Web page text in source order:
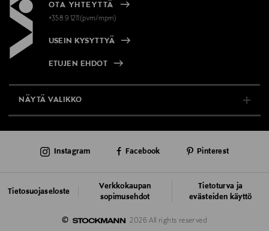
OTA YHTEYTTÄ
+358 9 1211(pvm/mpm)
USEIN KYSYTTYÄ
ETUJEN EHDOT
NÄYTÄ VALIKKO
AJANKOHTAISTA
©
2026 All rights reserved
Tietosuojaseloste
Verkkokaupan
sopimusehdot
Tietoturva ja
evästeiden käyttö
Instagram Facebook Pinterest